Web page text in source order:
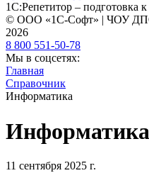
1С:Репетитор – подготовка
© ООО «1С-Софт» | ЧОУ
2026
8 800 551-50-78
Мы в соцсетях:
Главная
Справочник
Информатика
Информатика
11 сентября 2025 г.